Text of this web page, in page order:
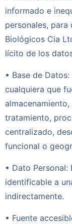
informado e
personales, para
Biológicos Cia
lícito de los
• Base de
cualquiera que
tratamiento,
centralizado,
funcional o
• Dato
identificable a
indirectamente.
• Fuente